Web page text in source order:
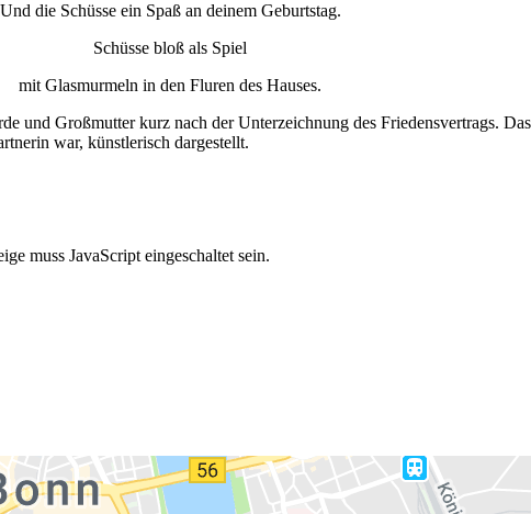
Und die Schüsse ein Spaß an deinem Geburtstag.
Schüsse bloß als Spiel
mit Glasmurmeln in den Fluren des Hauses.
Großmutter kurz nach der Unterzeichnung des Friedensvertrags.
war, künstlerisch dargestellt.
muss JavaScript eingeschaltet sein.